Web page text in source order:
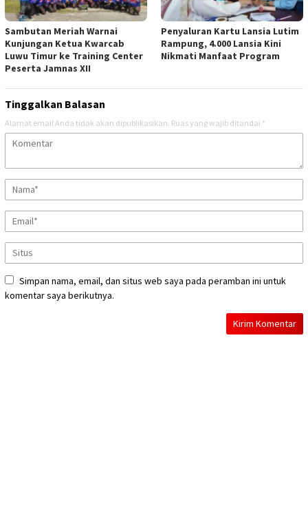
Sambutan Meriah Warnai
Kunjungan Ketua Kwarcab
Luwu Timur ke Training Center
Peserta Jamnas XII
Penyaluran Kartu Lansia Lutim
Rampung, 4.000 Lansia Kini
Nikmati Manfaat Program
Tinggalkan Balasan
Alamat email Anda tidak akan dipublikasikan. Ruas yang wajib ditandai *
Simpan nama, email, dan situs web saya pada peramban ini untuk
komentar saya berikutnya.